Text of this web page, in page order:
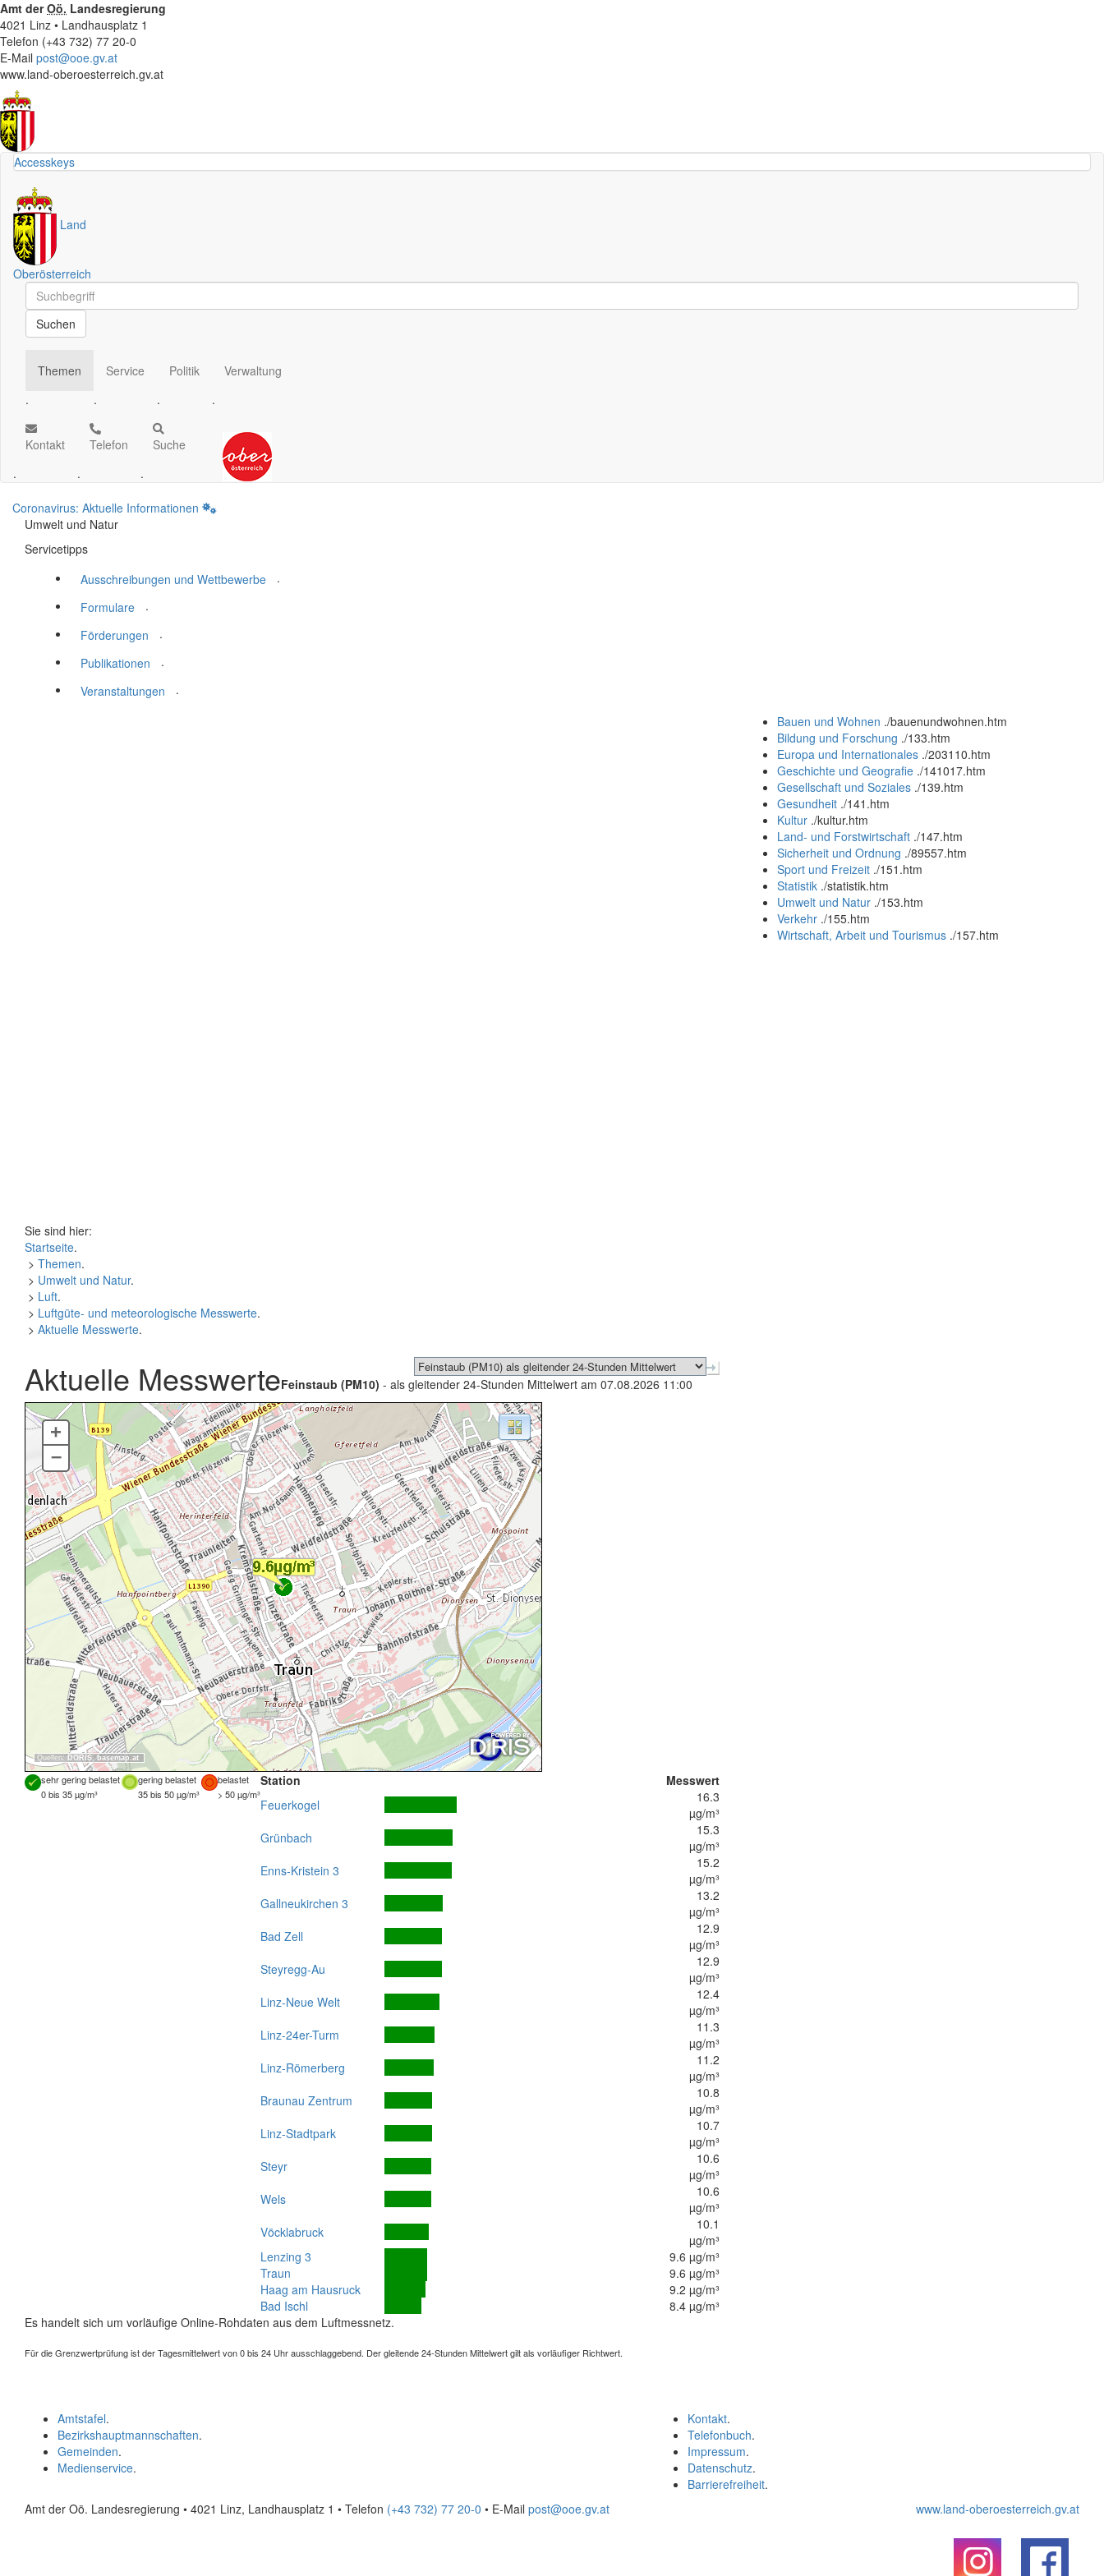
Amt derOö. Landesregierung
4021 Linz • Landhausplatz 1
Telefon (+43 732) 77 20-0
E-Mail post@ooe.gv.at
www.land-oberoesterreich.gv.at
Accesskeys
Land
Oberösterreich
Schnellsuche
Schnellsuche
Suchen
Themen
.
Service
.
Politik
.
Verwaltung
.
Kontakt
.
Telefon
.
Suche
.
Coronavirus: Aktuelle Informationen
Umwelt und Natur
Servicetipps
Ausschreibungen und Wettbewerbe
.
Formulare
.
Förderungen
.
Publikationen
.
Veranstaltungen
.
Bauen und Wohnen ./bauenundwohnen.htm
Bildung und Forschung ./133.htm
Europa und Internationales ./203110.htm
Geschichte und Geografie ./141017.htm
Gesellschaft und Soziales ./139.htm
Gesundheit ./141.htm
Kultur ./kultur.htm
Land- und Forstwirtschaft ./147.htm
Sicherheit und Ordnung ./89557.htm
Sport und Freizeit ./151.htm
Statistik ./statistik.htm
Umwelt und Natur ./153.htm
Verkehr ./155.htm
Wirtschaft, Arbeit und Tourismus ./157.htm
Sie sind hier:
Startseite.
> Themen.
> Umwelt und Natur.
> Luft.
> Luftgüte- und meteorologische Messwerte.
> Aktuelle Messwerte.
Aktuelle MesswerteFeinstaub (PM10) - als gleitender 24-Stunden Mittelwert am 07.08.2026 11:00
Quellen: DORIS, basemap.at
+
–
sehr gering belastet gering belastet
belastet
0 bis 35 µg/m³
35 bis 50 µg/m³ > 50 µg/m³
Station
Messwert
Feuerkogel
16.3
µg/m³
Grünbach
15.3
µg/m³
Enns-Kristein 3
15.2
µg/m³
Gallneukirchen 3
13.2
µg/m³
Bad Zell
12.9
µg/m³
Steyregg-Au
12.9
µg/m³
Linz-Neue Welt
12.4
µg/m³
Linz-24er-Turm
11.3
µg/m³
Linz-Römerberg
11.2
µg/m³
Braunau Zentrum
10.8
µg/m³
Linz-Stadtpark
10.7
µg/m³
Steyr
10.6
µg/m³
Wels
10.6
µg/m³
Vöcklabruck
10.1
µg/m³
Lenzing 3
9.6 µg/m³
Traun
9.6 µg/m³
Haag am Hausruck
9.2 µg/m³
Bad Ischl
8.4 µg/m³
Es handelt sich um vorläufige Online-Rohdaten aus dem Luftmessnetz.
Für die Grenzwertprüfung ist der Tagesmittelwert von 0 bis 24 Uhr ausschlaggebend. Der gleitende 24-Stunden Mittelwert gilt als vorläufiger Richtwert.
Kontakt.
Telefonbuch.
Impressum.
Datenschutz.
Barrierefreiheit.
Amtstafel.
Bezirkshauptmannschaften.
Gemeinden.
Medienservice.
Amt der Oö. Landesregierung • 4021 Linz, Landhausplatz 1 • Telefon (+43 732) 77 20-0 • E-Mail post@ooe.gv.at www.land-oberoesterreich.gv.at